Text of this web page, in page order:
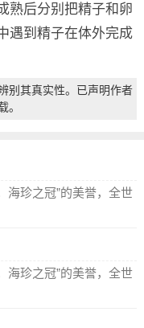
熟后分别把精子和卵
遇到精子在体外完成
别其真实性。已声明作者
。
海珍之冠”的美誉，全世
海珍之冠”的美誉，全世